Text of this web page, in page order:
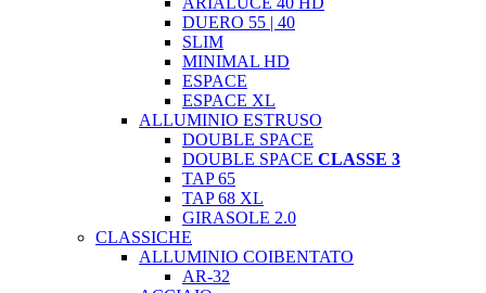
DUERO 55 | 40
SLIM
MINIMAL HD
ESPACE
ESPACE XL
ALLUMINIO ESTRUSO
DOUBLE SPACE
DOUBLE SPACE CLASSE 3
TAP 65
TAP 68 XL
GIRASOLE 2.0
CLASSICHE
ALLUMINIO COIBENTATO
AR-32